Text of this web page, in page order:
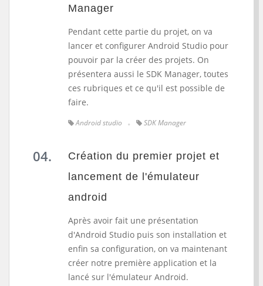
Manager
Pendant cette partie du projet, on va
lancer et configurer Android Studio pour
pouvoir par la créer des projets. On
présentera aussi le SDK Manager, toutes
ces rubriques et ce qu'il est possible de
faire.
Android studio SDK Manager
Création du premier projet et
lancement de l'émulateur
android
Après avoir fait une présentation
d'Android Studio puis son installation et
enfin sa configuration, on va maintenant
créer notre première application et la
lancé sur l'émulateur Android.